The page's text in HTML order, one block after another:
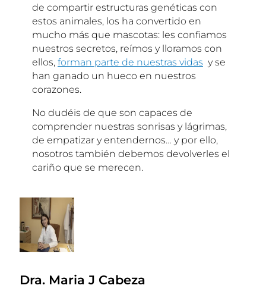
de compartir estructuras genéticas con
estos animales, los ha convertido en
mucho más que mascotas: les confiamos
nuestros secretos, reímos y lloramos con
ellos, forman parte de nuestras vidas y se
han ganado un hueco en nuestros
corazones.
No dudéis de que son capaces de
comprender nuestras sonrisas y lágrimas,
de empatizar y entendernos… y por ello,
nosotros también debemos devolverles el
cariño que se merecen.
Dra. Maria J Cabeza